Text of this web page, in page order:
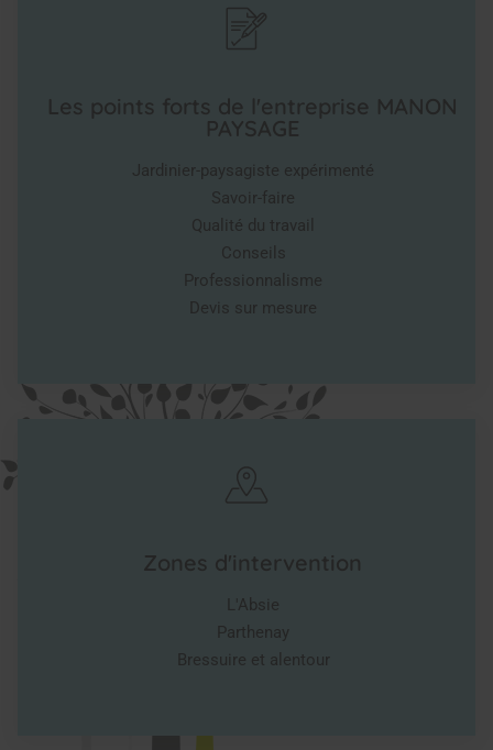
Les points forts de l'entreprise MANON
PAYSAGE
Jardinier-paysagiste expérimenté
Savoir-faire
Qualité du travail
Conseils
Professionnalisme
Devis sur mesure
Zones d'intervention
L'Absie
Parthenay
Bressuire et alentour